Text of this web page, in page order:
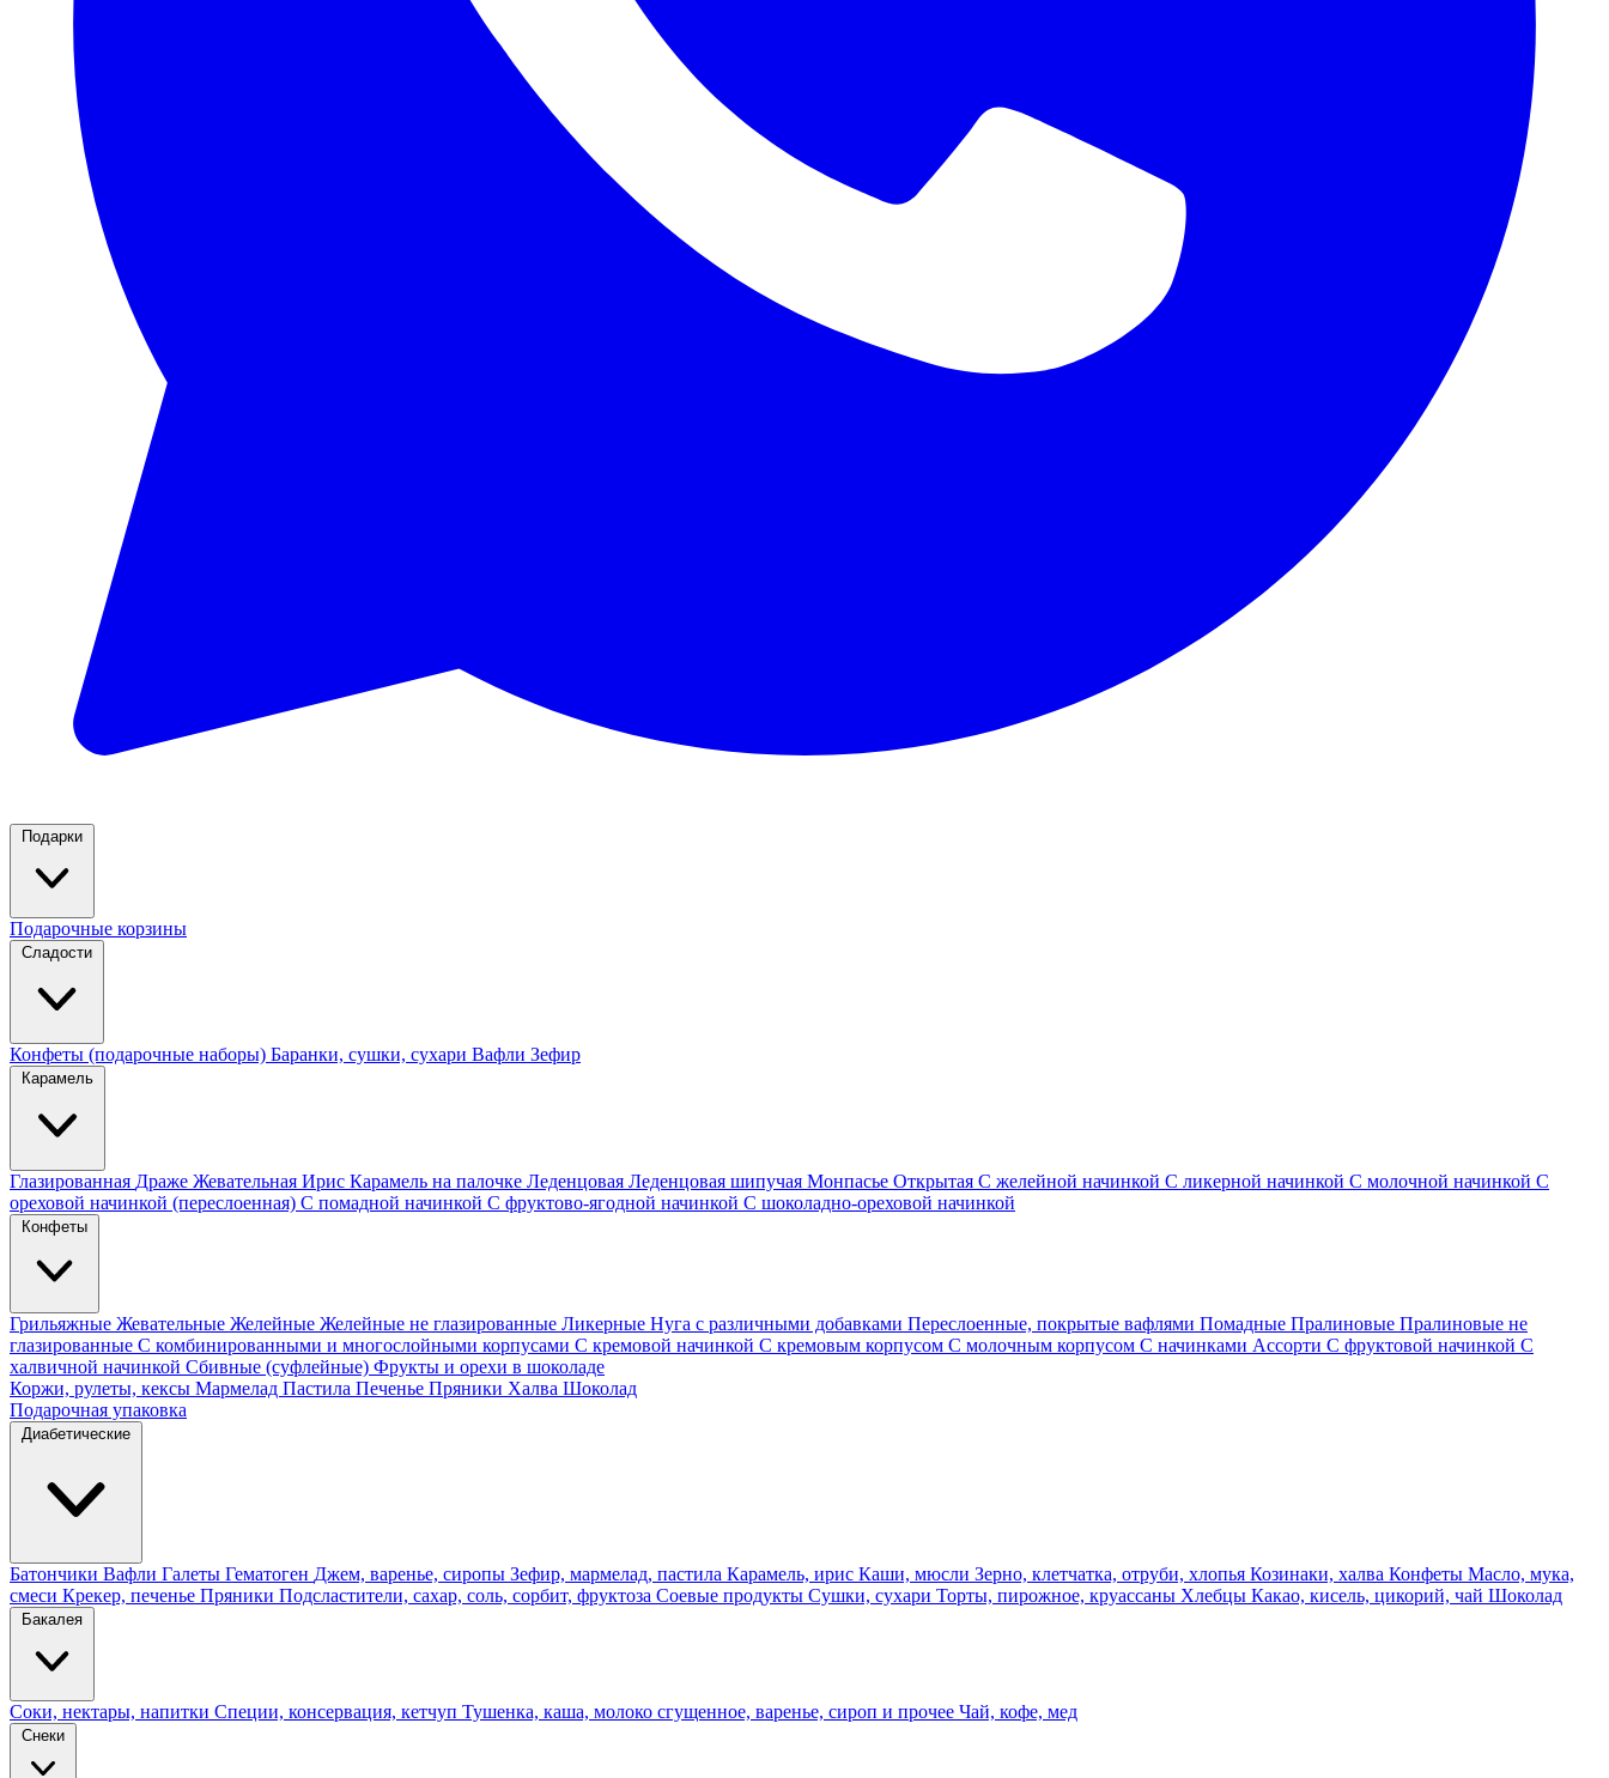
Подарки
Подарочные корзины
Сладости
Конфеты (подарочные наборы) Баранки, сушки, сухари Вафли Зефир
Карамель
Глазированная Драже Жевательная Ирис Карамель на палочке Леденцовая Леденцовая шипучая Монпасье Открытая С желейной начинкой С ликерной начинкой С молочной начинкой С
ореховой начинкой (переслоенная) С помадной начинкой С фруктово-ягодной начинкой С шоколадно-ореховой начинкой
Конфеты
Грильяжные Жевательные Желейные Желейные не глазированные Ликерные Нуга с различными добавками Переслоенные, покрытые вафлями Помадные Пралиновые Пралиновые не
глазированные С комбинированными и многослойными корпусами С кремовой начинкой С кремовым корпусом С молочным корпусом С начинками Ассорти С фруктовой начинкой С
халвичной начинкой Сбивные (суфлейные) Фрукты и орехи в шоколаде
Коржи, рулеты, кексы Мармелад Пастила Печенье Пряники Халва Шоколад
Подарочная упаковка
Диабетические
Батончики Вафли Галеты Гематоген Джем, варенье, сиропы Зефир, мармелад, пастила Карамель, ирис Каши, мюсли Зерно, клетчатка, отруби, хлопья Козинаки, халва Конфеты Масло, мука,
смеси Крекер, печенье Пряники Подсластители, сахар, соль, сорбит, фруктоза Соевые продукты Сушки, сухари Торты, пирожное, круассаны Хлебцы Какао, кисель, цикорий, чай Шоколад
Бакалея
Соки, нектары, напитки Специи, консервация, кетчуп Тушенка, каша, молоко сгущенное, варенье, сироп и прочее Чай, кофе, мед
Снеки